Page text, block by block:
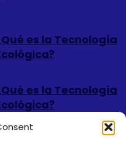
es la Tecnología
es la Tecnología